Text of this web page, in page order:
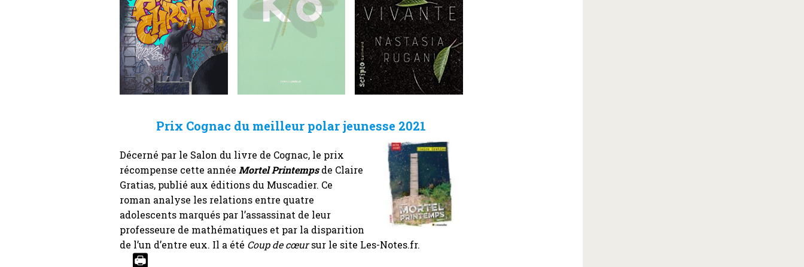
Prix Cognac du meilleur polar jeunesse 2021
Décerné par le Salon du livre de Cognac, le prix
récompense cette annéeMortel Printempsde Claire
Gratias, publié aux éditions du Muscadier. Ce
roman analyse les relations entre quatre
adolescents marqués par l’assassinat de leur
professeure de mathématiques et par la disparition
de l’un d’entre eux. Il a été Coup de cœursur le site Les-Notes.fr.